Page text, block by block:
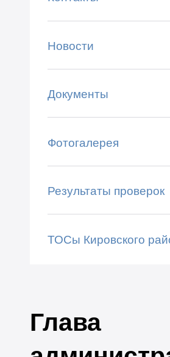
Новости
Документы
Фотогалерея
Результаты проверок
ТОСы Кировского
Глава